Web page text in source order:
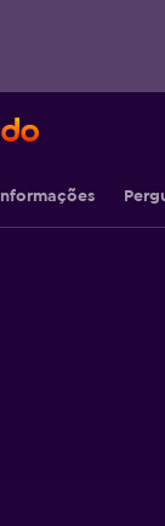
Informações